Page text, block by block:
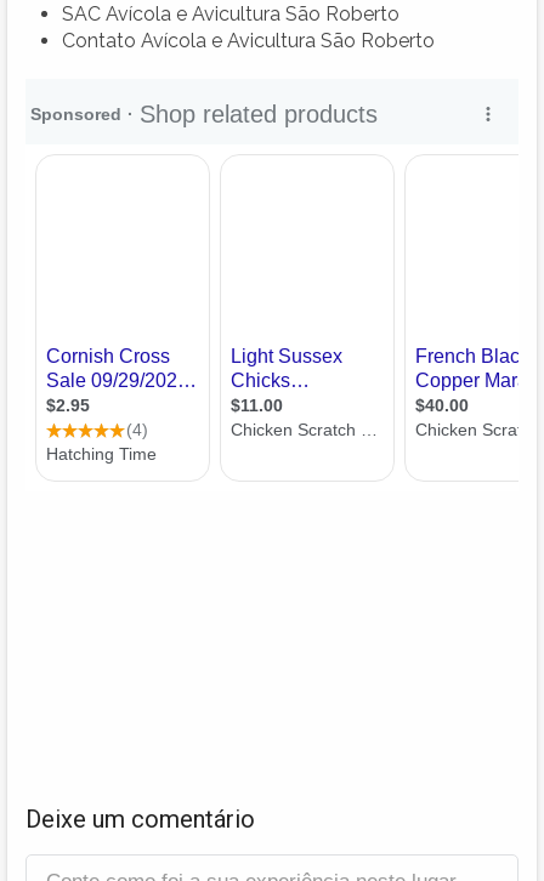
SAC Avícola e Avicultura São Roberto
Contato Avícola e Avicultura São Roberto
Deixe um comentário